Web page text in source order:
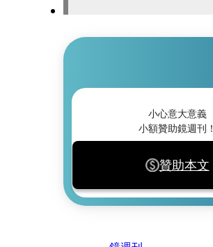
小心意大意義
小額贊助鏡週刊！
贊助本文